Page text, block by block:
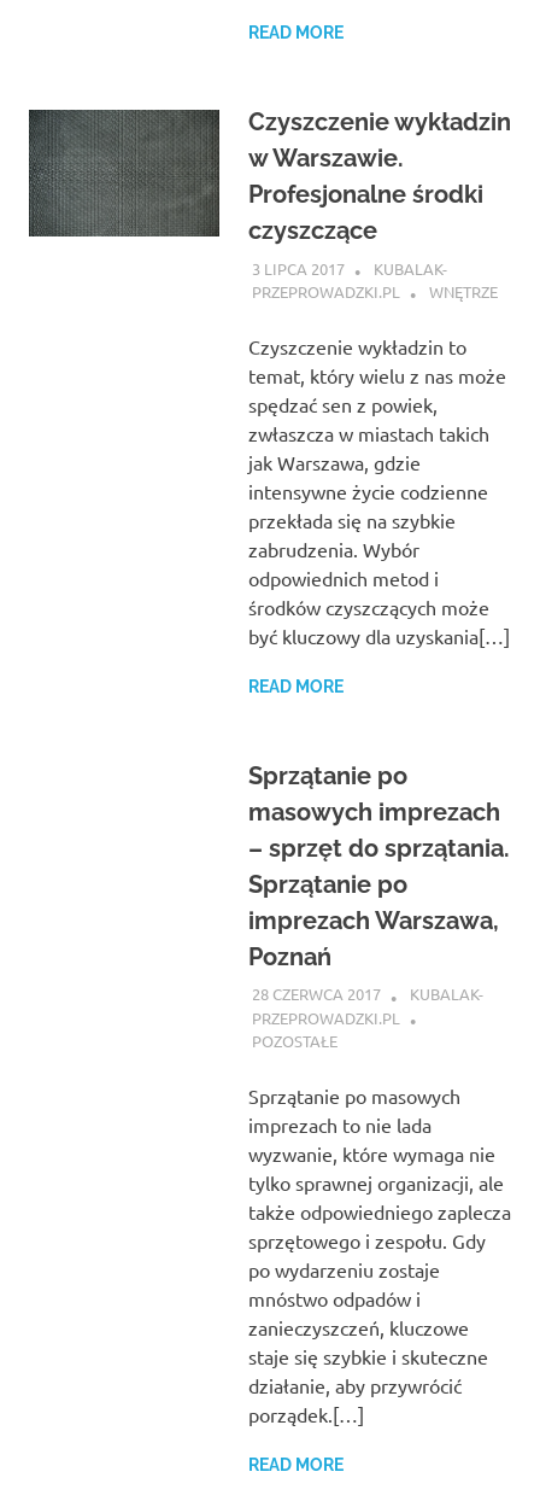
READ MORE
Czyszczenie wykładzin
w Warszawie.
Profesjonalne środki
czyszczące
3 LIPCA 2017
KUBALAK-
PRZEPROWADZKI.PL
WNĘTRZE
Czyszczenie wykładzin to
temat, który wielu z nas może
spędzać sen z powiek,
zwłaszcza w miastach takich
jak Warszawa, gdzie
intensywne życie codzienne
przekłada się na szybkie
zabrudzenia. Wybór
odpowiednich metod i
środków czyszczących może
być kluczowy dla uzyskania[…]
READ MORE
Sprzątanie po
masowych imprezach
– sprzęt do sprzątania.
Sprzątanie po
imprezach Warszawa,
Poznań
28 CZERWCA 2017
KUBALAK-
PRZEPROWADZKI.PL
POZOSTAŁE
Sprzątanie po masowych
imprezach to nie lada
wyzwanie, które wymaga nie
tylko sprawnej organizacji, ale
także odpowiedniego zaplecza
sprzętowego i zespołu. Gdy
po wydarzeniu zostaje
mnóstwo odpadów i
zanieczyszczeń, kluczowe
staje się szybkie i skuteczne
działanie, aby przywrócić
porządek.[…]
READ MORE